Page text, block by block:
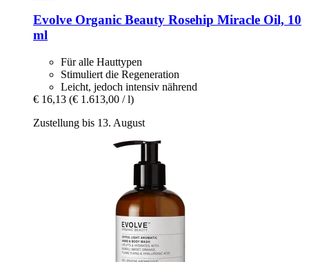
Evolve Organic Beauty Rosehip Miracle Oil, 10
ml
Für alle Hauttypen
Stimuliert die Regeneration
Leicht, jedoch intensiv nährend
€ 16,13 (€ 1.613,00 / l)
Zustellung bis 13. August